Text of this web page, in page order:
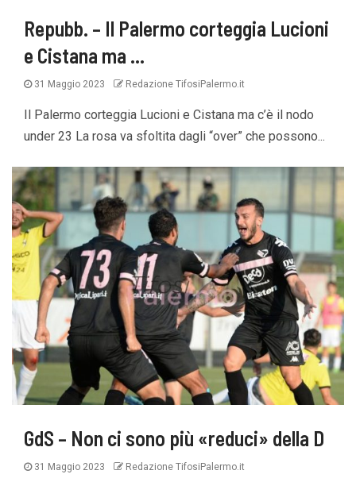
Repubb. – Il Palermo corteggia Lucioni
e Cistana ma …
31 Maggio 2023 Redazione TifosiPalermo.it
Il Palermo corteggia Lucioni e Cistana ma c’è il nodo
under 23 La rosa va sfoltita dagli “over” che possono...
GdS – Non ci sono più «reduci» della D
31 Maggio 2023 Redazione TifosiPalermo.it